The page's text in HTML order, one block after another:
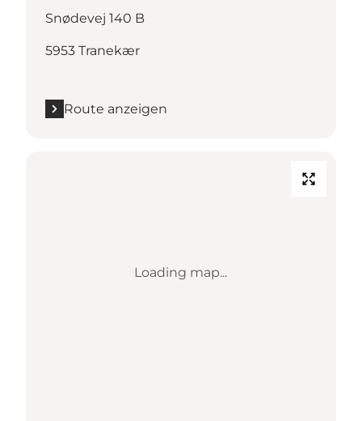
Snødevej 140 B
5953 Tranekær
Route anzeigen
Loading map...